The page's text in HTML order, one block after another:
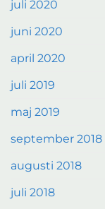
juli 2020
juni 2020
april 2020
juli 2019
maj 2019
september 2018
augusti 2018
juli 2018